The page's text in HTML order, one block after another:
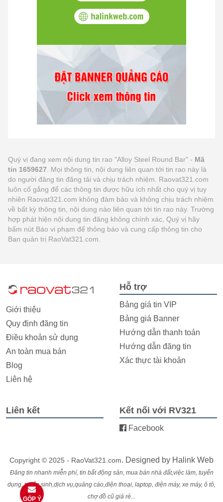
Quý vị đang xem nội dung tin rao "Alloy Steel Round Bar" - Mã
tin 1659627 . Mọi thông tin, nội dung liên quan tới tin rao này là
do người đăng tin đăng tải và chịu trách nhiệm. Raovat321.com
luôn cố gắng để các thông tin được hữu ích nhất cho quý vị tuy
nhiên Raovat321.com không đảm bảo và không chịu trách nhiệm
về bất kỳ thông tin, nội dung nào liên quan tới tin rao này. Trường
hợp phát hiện nội dung tin đăng không chính xác, Quý vị hãy
bấm nút Báo vi phạm để thông báo và cung cấp thông tin cho
Ban quản trị RaoVat321.com.
Giới thiệu
Quy định đăng tin
Điều khoản sử dụng
An toàn mua bán
Blog
Liên hệ
Hỗ trợ
Bảng giá tin VIP
Bảng giá Banner
Hướng dẫn thanh toán
Hướng dẫn đăng tin
Xác thực tài khoản
Liên kết Kết nối với RV321
Facebook
Copyright © 2025 - RaoVat321.com. Designed by Halink Web
Đăng tin nhanh miễn phí, tin bất động sản, mua bán nhà đất,việc làm, tuyển
dụng, tuyển sinh,dịch vụ,quảng cáo,điện thoại, laptop, điện máy, xe máy, ô tô,
chợ đồ cũ giá rẻ...
GÓP Ý